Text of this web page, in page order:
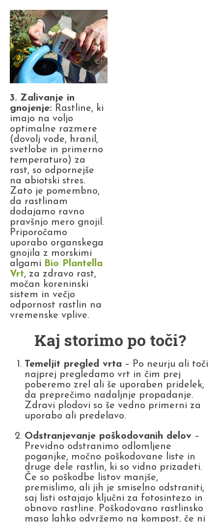
3. Zalivanje in
gnojenje: Rastline, ki
imajo na voljo
optimalne razmere
(dovolj vode, hranil,
svetlobe in primerno
temperaturo) za
rast, so odpornejše
na abiotski stres.
Zato je pomembno,
da rastlinam
dodajamo ravno
pravšnjo mero gnojil.
Priporočamo
uporabo organskega
gnojila z morskimi
algami Bio Plantella
Vrt, za zdravo rast,
močan koreninski
sistem in večjo
odpornost rastlin na
vremenske vplive.
Kaj storimo po toči?
Temeljit pregled vrta – Po neurju ali toči
najprej pregledamo vrt in čim prej
poberemo zrel ali še uporaben pridelek,
da preprečimo nadaljnje propadanje.
Zdravi plodovi so še vedno primerni za
uporabo ali predelavo.
Odstranjevanje poškodovanih delov –
Previdno odstranimo odlomljene
poganjke, močno poškodovane liste in
druge dele rastlin, ki so vidno prizadeti.
Če so poškodbe listov manjše,
premislimo, ali jih je smiselno odstraniti,
saj listi ostajajo ključni za fotosintezo in
obnovo rastline. Poškodovano rastlinsko
maso lahko odvržemo na kompost, če ni